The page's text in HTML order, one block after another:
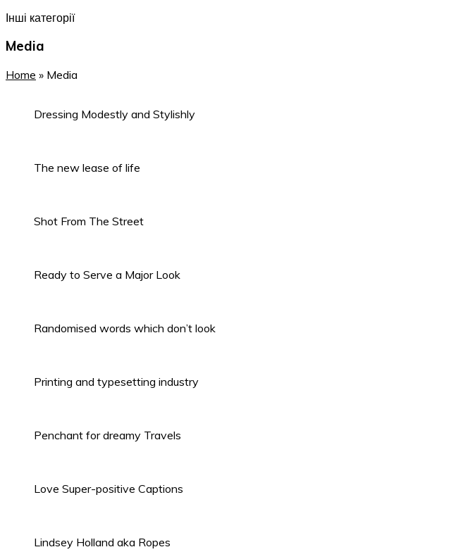
Інші категорії
Media
Home » Media
Dressing Modestly and Stylishly
The new lease of life
Shot From The Street
Ready to Serve a Major Look
Randomised words which don’t look
Printing and typesetting industry
Penchant for dreamy Travels
Love Super-positive Captions
Lindsey Holland aka Ropes